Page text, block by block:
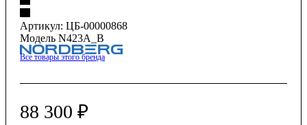
Артикул: ЦБ-00000868
Модель N423A_B
Все товары этого бренда
88 300 ₽